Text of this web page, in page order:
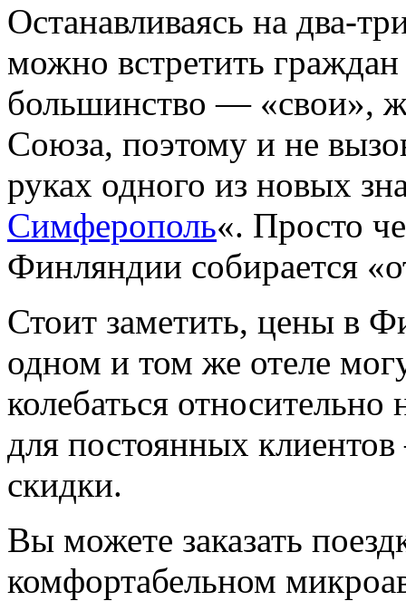
Останавливаясь на два-
можно встретить
большинство — «свои»,
Союза, поэтому и не
руках одного из новых
Симферополь«. Просто
Финляндии собирается
Стоит заметить, цены в
одном и том же отеле
колебаться относительно
для постоянных
скидки.
Вы можете заказать
комфортабельном